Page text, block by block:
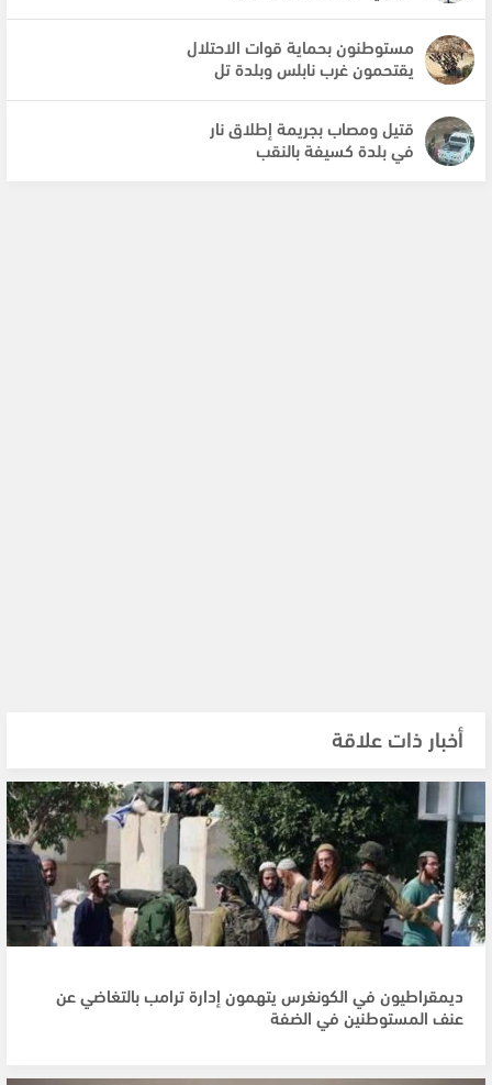
مستوطنون بحماية قوات الاحتلال
يقتحمون غرب نابلس وبلدة تل
قتيل ومصاب بجريمة إطلاق نار
في بلدة كسيفة بالنقب
أخبار ذات علاقة
ديمقراطيون في الكونغرس يتهمون إدارة ترامب بالتغاضي عن
عنف المستوطنين في الضفة